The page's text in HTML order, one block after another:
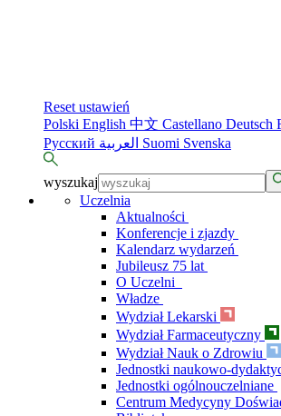
Reset ustawień
Polski English 中文 Castellano Deutsch
Русский
Suomi Svenska
wyszukaj
Uczelnia
Aktualności
Konferencje i zjazdy
Kalendarz wydarzeń
Jubileusz 75 lat
O Uczelni
Władze
Wydział Lekarski
Wydział Farmaceutyczny
Wydział Nauk o Zdrowiu
Jednostki naukowo-
Jednostki ogólnouczelniane
Centrum Medycyny